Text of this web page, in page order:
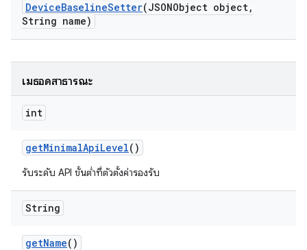
DeviceBaselineSetter(JSONObject object,
String name)
เมธอดสาธารณะ
int
getMinimalApiLevel()
รับระดับ API ขั้นต่ำที่ตัวตั้งค่ารองรับ
String
getName()